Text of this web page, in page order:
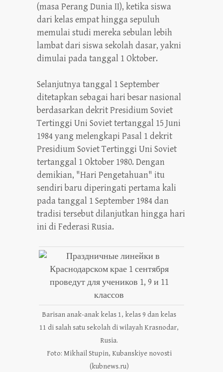
(masa Perang Dunia II), ketika siswa
dari kelas empat hingga sepuluh
memulai studi mereka sebulan lebih
lambat dari siswa sekolah dasar, yakni
dimulai pada tanggal 1 Oktober.
Selanjutnya tanggal 1 September
ditetapkan sebagai hari besar nasional
berdasarkan dekrit Presidium Soviet
Tertinggi Uni Soviet tertanggal 15 Juni
1984 yang melengkapi Pasal 1 dekrit
Presidium Soviet Tertinggi Uni Soviet
tertanggal 1 Oktober 1980. Dengan
demikian, "Hari Pengetahuan" itu
sendiri baru diperingati pertama kali
pada tanggal 1 September 1984 dan
tradisi tersebut dilanjutkan hingga hari
ini di Federasi Rusia.
Barisan anak-anak kelas 1, kelas 9 dan kelas
11 di salah satu sekolah di wilayah Krasnodar,
Rusia.
Foto: Mikhail Stupin, Kubanskiye novosti
(kubnews.ru)